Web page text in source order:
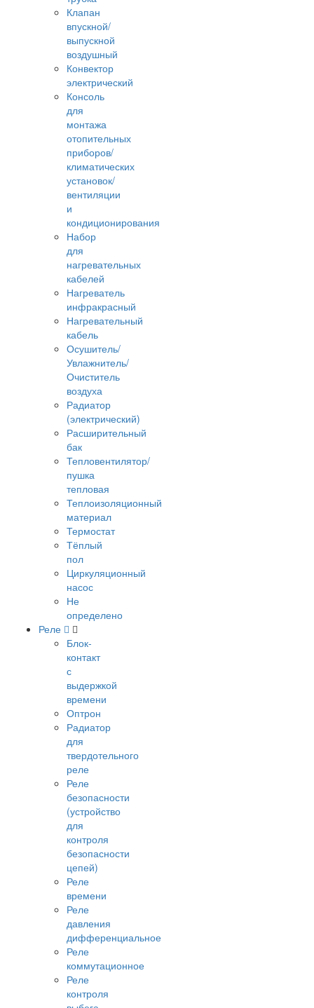
Клапан
впускной/
выпускной
воздушный
Конвектор
электрический
Консоль
для
монтажа
отопительных
приборов/
климатических
установок/
вентиляции
и
кондиционирования
Набор
для
нагревательных
кабелей
Нагреватель
инфракрасный
Нагревательный
кабель
Осушитель/
Увлажнитель/
Очиститель
воздуха
Радиатор
(электрический)
Расширительный
бак
Тепловентилятор/
пушка
тепловая
Теплоизоляционный
материал
Термостат
Тёплый
пол
Циркуляционный
насос
Не
определено
Реле
Блок-
контакт
с
выдержкой
времени
Оптрон
Радиатор
для
твердотельного
реле
Реле
безопасности
(устройство
для
контроля
безопасности
цепей)
Реле
времени
Реле
давления
дифференциальное
Реле
коммутационное
Реле
контроля